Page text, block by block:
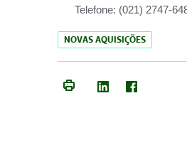
Telefone: (021) 2747-
NOVAS AQUISIÇÕES